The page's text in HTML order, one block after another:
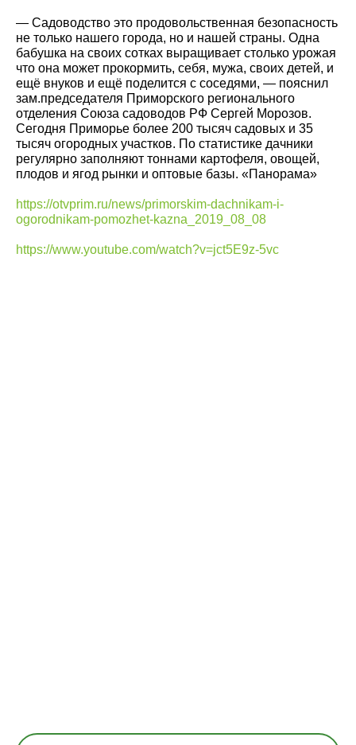
— Садоводство это продовольственная безопасность
не только нашего города, но и нашей страны. Одна
бабушка на своих сотках выращивает столько урожая
что она может прокормить, себя, мужа, своих детей, и
ещё внуков и ещё поделится с соседями, — пояснил
зам.председателя Приморского регионального
отделения Союза садоводов РФ Сергей Морозов.
Сегодня Приморье более 200 тысяч садовых и 35
тысяч огородных участков. По статистике дачники
регулярно заполняют тоннами картофеля, овощей,
плодов и ягод рынки и оптовые базы. «Панорама»
https://otvprim.ru/news/primorskim-dachnikam-i-
ogorodnikam-pomozhet-kazna_2019_08_08
https://www.youtube.com/watch?v=jct5E9z-5vc